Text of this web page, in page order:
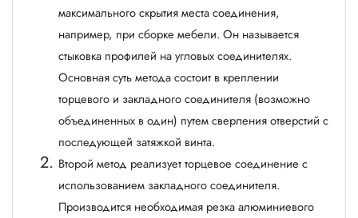
максимального скрытия места соединения,
например, при сборке мебели. Он называется
стыковка профилей на угловых соединителях.
Основная суть метода состоит в креплении
торцевого и закладного соединителя (возможно
объединенных в один) путем сверления отверстий с
последующей затяжкой винта.
Второй метод реализует торцевое соединение с
использованием закладного соединителя.
Производится необходимая резка алюминиевого